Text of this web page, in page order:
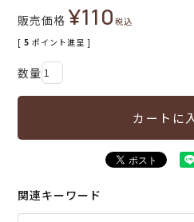
販売価格 ¥110税込
[ 5 ポイント進呈 ]
カートに
関連キーワード